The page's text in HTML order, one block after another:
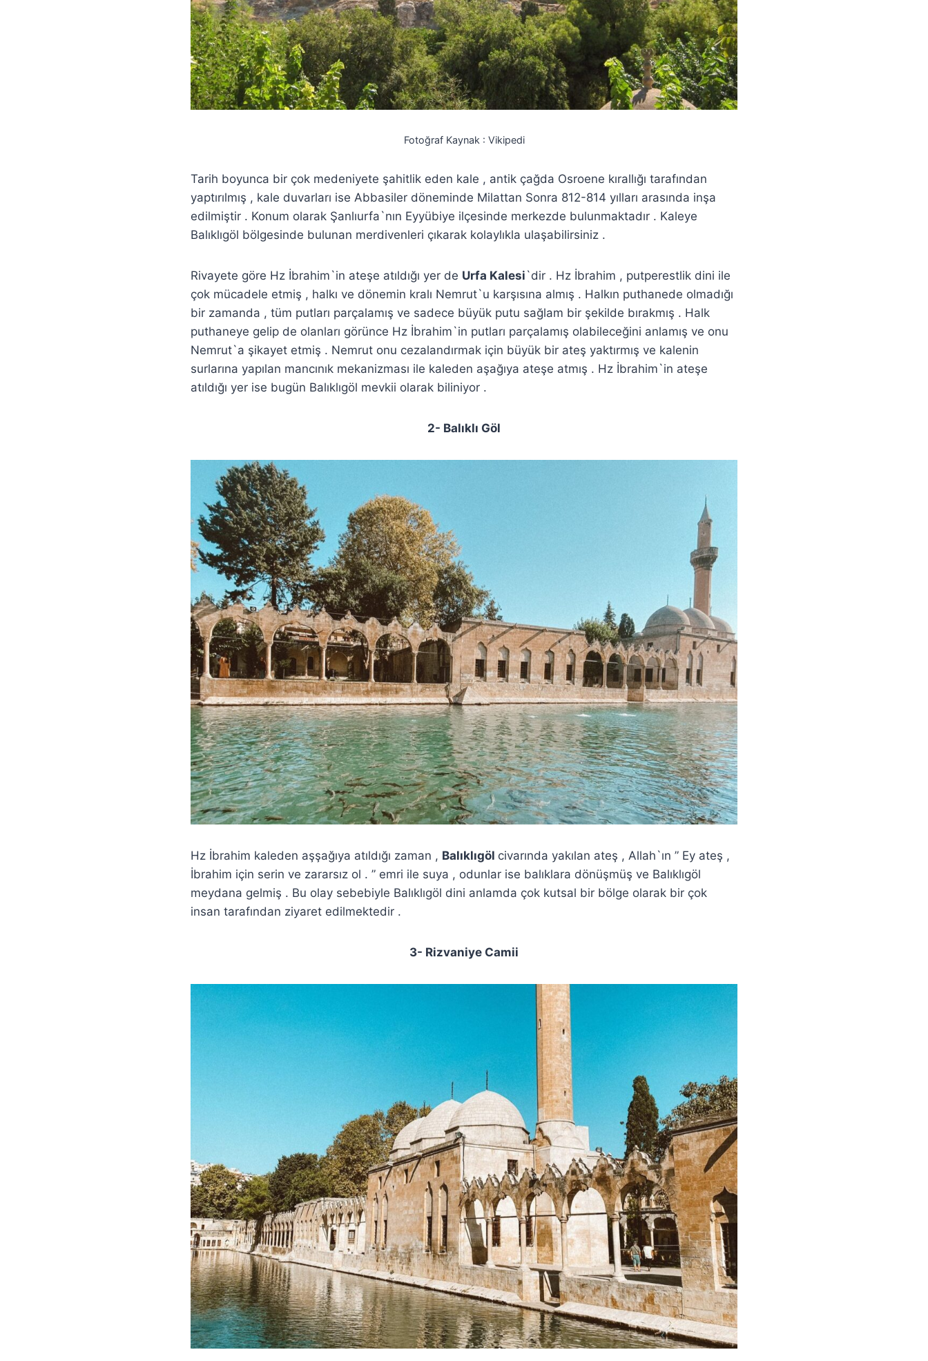
Fotoğraf Kaynak : Vikipedi
Tarih boyunca bir çok medeniyete şahitlik eden kale , antik çağda Osroene kırallığı tarafından
yaptırılmış , kale duvarları ise Abbasiler döneminde Milattan Sonra 812-814 yılları arasında inşa
edilmiştir . Konum olarak Şanlıurfa`nın Eyyübiye ilçesinde merkezde bulunmaktadır . Kaleye
Balıklıgöl bölgesinde bulunan merdivenleri çıkarak kolaylıkla ulaşabilirsiniz .
Rivayete göre Hz İbrahim`in ateşe atıldığı yer de Urfa Kalesi `dir . Hz İbrahim , putperestlik dini ile
çok mücadele etmiş , halkı ve dönemin kralı Nemrut`u karşısına almış . Halkın puthanede olmadığı
bir zamanda , tüm putları parçalamış ve sadece büyük putu sağlam bir şekilde bırakmış . Halk
puthaneye gelip de olanları görünce Hz İbrahim`in putları parçalamış olabileceğini anlamış ve onu
Nemrut`a şikayet etmiş . Nemrut onu cezalandırmak için büyük bir ateş yaktırmış ve kalenin
surlarına yapılan mancınık mekanizması ile kaleden aşağıya ateşe atmış . Hz İbrahim`in ateşe
atıldığı yer ise bugün Balıklıgöl mevkii olarak biliniyor .
2- Balıklı Göl
Hz İbrahim kaleden aşşağıya atıldığı zaman , Balıklıgöl civarında yakılan ateş , Allah`ın ” Ey ateş ,
İbrahim için serin ve zararsız ol . ” emri ile suya , odunlar ise balıklara dönüşmüş ve Balıklıgöl
meydana gelmiş . Bu olay sebebiyle Balıklıgöl dini anlamda çok kutsal bir bölge olarak bir çok
insan tarafından ziyaret edilmektedir .
3- Rizvaniye Camii